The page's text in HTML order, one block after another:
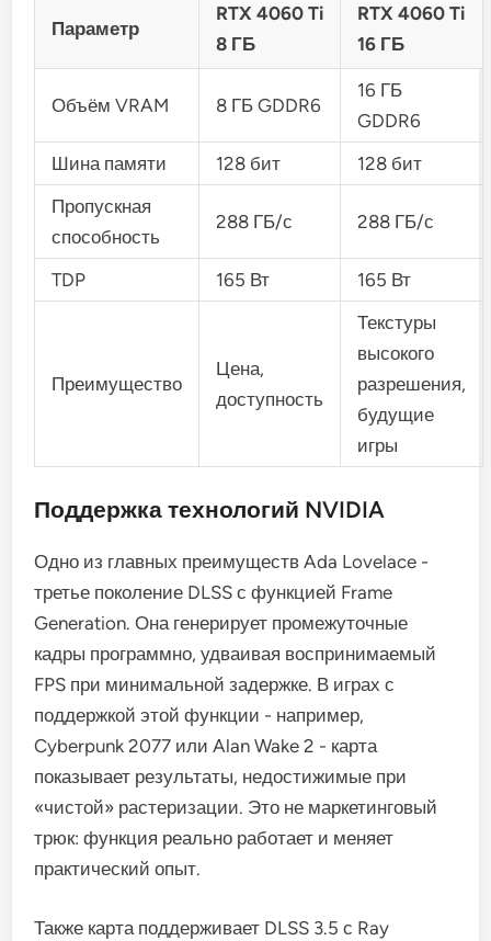
Параметр
RTX 4060 Ti
8 ГБ
RTX 4060 Ti
16 ГБ
Объём VRAM 8 ГБ GDDR6
16 ГБ
GDDR6
Шина памяти
128 бит
128 бит
Пропускная
способность
288 ГБ/с 288 ГБ/с
TDP 165 Вт 165 Вт
Преимущество
Цена,
доступность
Текстуры
высокого
разрешения,
будущие
игры
Поддержка технологий NVIDIA
Одно из главных преимуществ Ada Lovelace -
третье поколение DLSS с функцией Frame
Generation. Она генерирует промежуточные
кадры программно, удваивая воспринимаемый
FPS при минимальной задержке. В играх с
поддержкой этой функции - например,
Cyberpunk 2077 или Alan Wake 2 - карта
показывает результаты, недостижимые при
«чистой» растеризации. Это не маркетинговый
трюк: функция реально работает и меняет
практический опыт.
Также карта поддерживает DLSS 3.5 с Ray